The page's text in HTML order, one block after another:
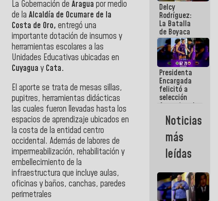
La Gobernación de Aragua por medio
de la Alcaldía de Ocumare de la
Costa de Oro, entregó una
importante dotación de insumos y
herramientas escolares a las
Unidades Educativas ubicadas en
Cuyagua y Cata.
El aporte se trata de mesas sillas,
pupitres, herramientas didácticas
las cuales fueron llevadas hasta los
espacios de aprendizaje ubicados en
la costa de la entidad centro
occidental. Además de labores de
impermeabilización, rehabilitación y
embellecimiento de la
infraestructura que incluye aulas,
oficinas y baños, canchas, paredes
perimetrales
Delcy
Rodríguez:
La Batalla
de Boyaca
representa
un capítulo
decisivo en
la gesta
emancipadora
de nuestra
América
Presidenta
Encargada
felicitó a
selección
femenina de
baloncesto
por su
clasificación
a la
AmeriCup
2027
Noticias
más
leídas